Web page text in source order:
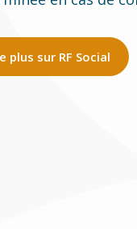
plus sur RF Social